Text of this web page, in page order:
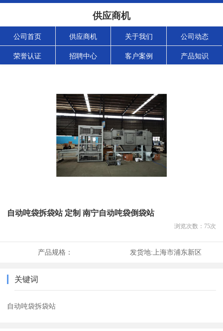
供应商机
公司首页 供应商机 关于我们 公司动态
荣誉认证 招聘中心 客户案例 产品知识
自动吨袋拆袋站 定制 南宁自动吨袋倒袋站
浏览次数： 75次
产品规格： 发货地: 上海市浦东新区
关键词
自动吨袋拆袋站